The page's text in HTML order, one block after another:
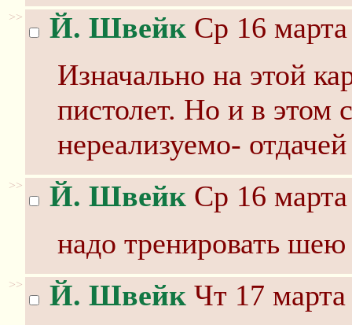
>> Й. Швейк Ср 16
Изначально на этой
пистолет. Но и в этом
нереализуемо-
>> Й. Швейк Ср 16
надо трeнировать шею
>> Й. Швейк Чт 17